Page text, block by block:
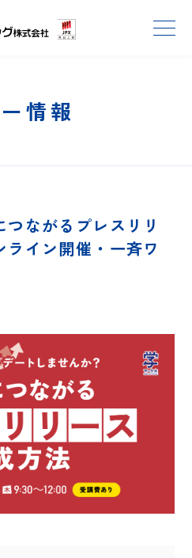
情報
つながるプレスリリ
イン開催・一斉ワ